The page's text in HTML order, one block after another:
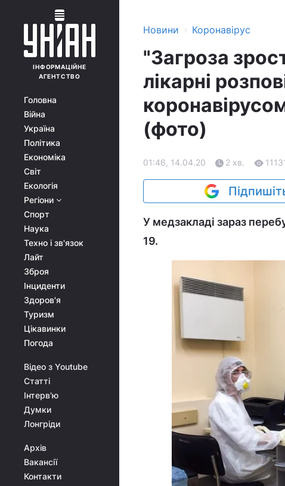
ІНФОРМАЦІЙНЕ
АГЕНТСТВО
Головна
Війна
Україна
Політика
Економіка
Світ
Екологія
Регіони
Спорт
Наука
Техно і зв'язок
Лайт
Зброя
Інциденти
Здоров'я
Туризм
Цікавинки
Погода
Відео з Youtube
Статті
Інтерв'ю
Думки
Лонгріди
Архів
Вакансії
Контакти
Новини › Коронавірус
"Загроза
лікарні
(фото)
01:46, 14.04.20 2 хв.
У медзакладі зараз
19.